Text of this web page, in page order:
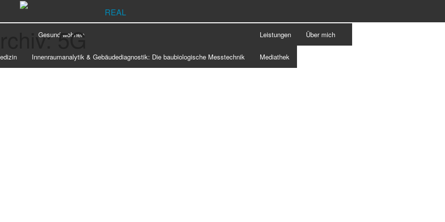
Gesund wohnen
Innenraumanalytik & Gebäudediagnostik: Die baubiologische Messtechnik
Leistungen Über mich
Mediathek
5G